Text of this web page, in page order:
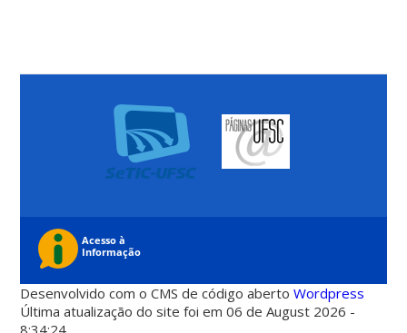
Desenvolvido com o CMS de código abertoWordpress
Última atualização do site foi em 06 de August 2026 -